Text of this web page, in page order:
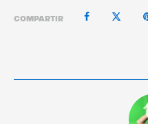
COMPARTIR